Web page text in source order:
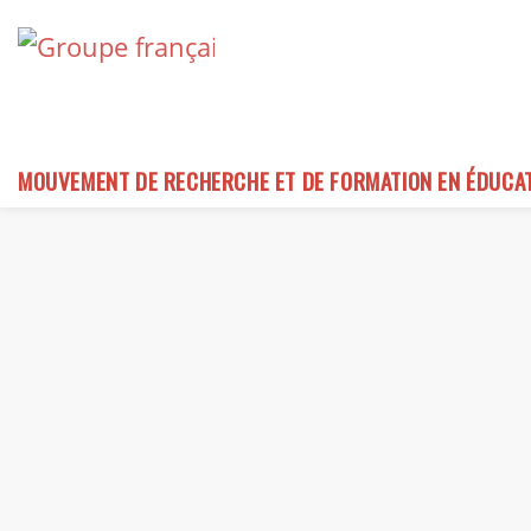
MOUVEMENT DE RECHERCHE ET DE FORMATION EN